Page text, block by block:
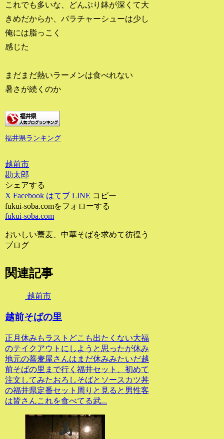
これでも多いな、どんぶり鉢が深くて大
きめだからか、バラチャーシューは少し
俺には脂っこく
感じた
まだまだ熱いラーメンは食べれない
暑さが続くのか
福井県ランキング
越前市
勘太郎
シェアする
X Facebook はてブ LINE コピー
fukui-soba.comをフォローする
fukui-soba.com
おいしい蕎麦、中華そばを求めて彷徨う
ブログ
関連記事
越前市
越前そばの里
正月休みもラストどこも出たくない大福
のテイクアウトにしようと思ったが休み
地元の蕎麦屋さんはまだ休みみたいだ越
前そばの里まで行く福井セット、初めて
注文してみたおろしそばとソースカツ丼
の福井県定番セット周りと見ると男性客
は皆さんこれを食べてる武...